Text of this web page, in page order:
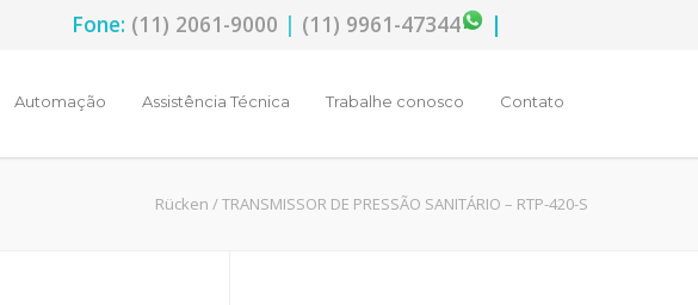
Fone: (11) 2061-9000 | (11) 9961-47344 |
Automação Assistência Técnica Trabalhe conosco Contato
Rücken / TRANSMISSOR DE PRESSÃO SANITÁRIO – RTP-420-S